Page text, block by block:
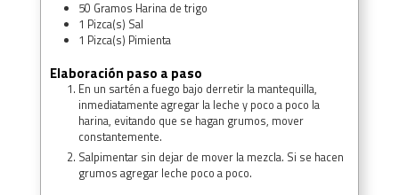
50 Gramos Harina de trigo
1 Pizca(s) Sal
1 Pizca(s) Pimienta
Elaboración paso a paso
En un sartén a fuego bajo derretir la mantequilla,
inmediatamente agregar la leche y poco a poco la
harina, evitando que se hagan grumos, mover
constantemente.
Salpimentar sin dejar de mover la mezcla. Si se hacen
grumos agregar leche poco a poco.